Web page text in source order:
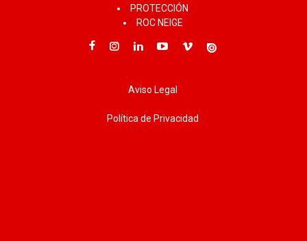
PROTECCIÓN
ROC NEIGE
Aviso Legal
Política de Privacidad